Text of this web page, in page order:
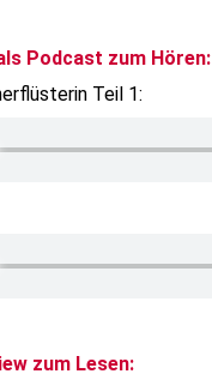
Podcast zum Hören:
Teil 1:
zum Lesen: